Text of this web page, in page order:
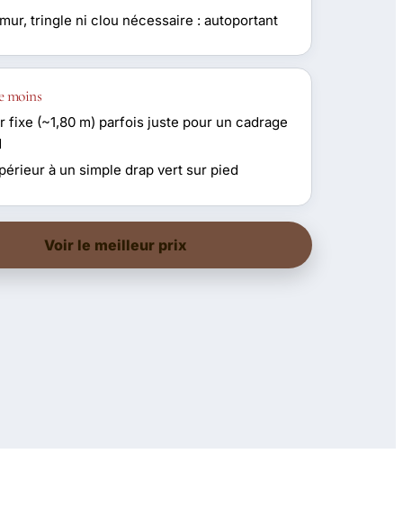
tringle ni clou nécessaire : autoportant
moins
fixe (~1,80 m) parfois juste pour un cadrage
à un simple drap vert sur pied
Voir le meilleur prix